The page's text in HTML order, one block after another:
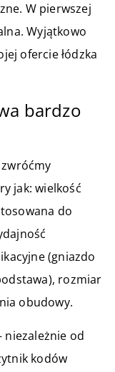
W pierwszej
Wyjątkowo
ofercie łódzka
bardzo
jak: wielkość
do
(gniazdo
rozmiar
obudowy.
niezależnie od
kodów